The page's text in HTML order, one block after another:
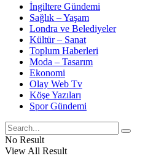
İngiltere Gündemi
Sağlık – Yaşam
Londra ve Belediyeler
Kültür – Sanat
Toplum Haberleri
Moda – Tasarım
Ekonomi
Olay Web Tv
Köşe Yazıları
Spor Gündemi
No Result
View All Result